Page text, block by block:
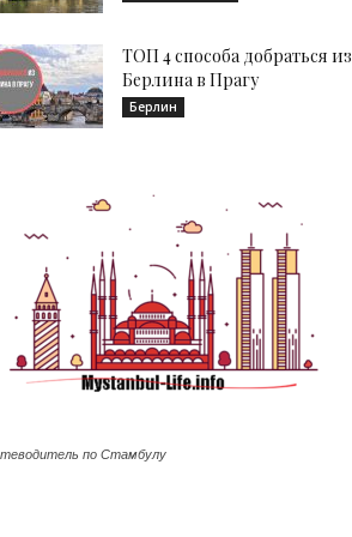
ТОП 4 способа добраться из
Берлина в Прагу
Берлин
по Стамбулу